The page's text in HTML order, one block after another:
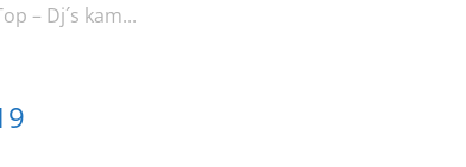
– Dj´s kam...